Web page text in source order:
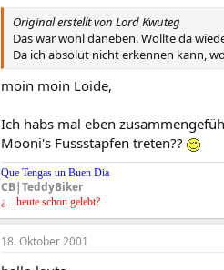
Original erstellt von Lord Kwuteg
Das war wohl daneben. Wollte da
Da ich absolut nicht erkennen kann,
moin moin Loide,
Ich habs mal eben
Mooni's Fussstapfen treten??
Que Tengas un Buen Dia
CB|TeddyBiker
¿... heute schon gelebt?
18. Oktober 2001